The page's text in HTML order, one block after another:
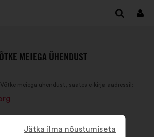
Logi
MEIEGA ÜHENDUST
meiega ühendust, saates e-kirja aadressil:
Jätka ilma nõustumiseta